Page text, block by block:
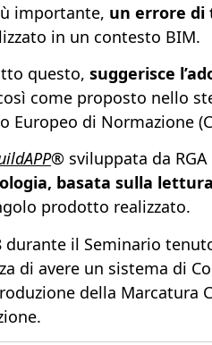
importante, un errore di
in un contesto BIM.
questo, suggerisce
come proposto nello
Europeo di Normazione
® sviluppata da
basata sulla lettura
prodotto realizzato.
durante il Seminario
di avere un sistema di
della Marcatura